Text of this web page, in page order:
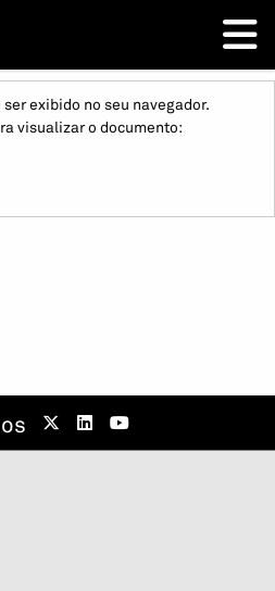
exibido no seu navegador.
visualizar o documento: